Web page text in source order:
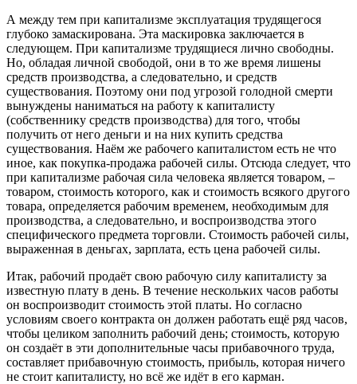
А между тем при капитализме эксплуатация трудящегося
глубоко замаскирована. Эта маскировка заключается в
следующем. При капитализме трудящиеся лично свободны.
Но, обладая личной свободой, они в то же время лишены
средств производства, а следовательно, и средств
существования. Поэтому они под угрозой голодной смерти
вынуждены наниматься на работу к капиталисту
(собственнику средств производства) для того, чтобы
получить от него деньги и на них купить средства
существования. Наём же рабочего капиталистом есть не что
иное, как покупка-продажа рабочей силы. Отсюда следует, что
при капитализме рабочая сила человека является товаром, –
товаром, стоимость которого, как и стоимость всякого другого
товара, определяется рабочим временем, необходимым для
производства, а следовательно, и воспроизводства этого
специфического предмета торговли. Стоимость рабочей силы,
выраженная в деньгах, зарплата, есть цена рабочей силы.
Итак, рабочий продаёт свою рабочую силу капиталисту за
известную плату в день. В течение нескольких часов работы
он воспроизводит стоимость этой платы. Но согласно
условиям своего контракта он должен работать ещё ряд часов,
чтобы целиком заполнить рабочий день; стоимость, которую
он создаёт в эти дополнительные часы прибавочного труда,
составляет прибавочную стоимость, прибыль, которая ничего
не стоит капиталисту, но всё же идёт в его карман.